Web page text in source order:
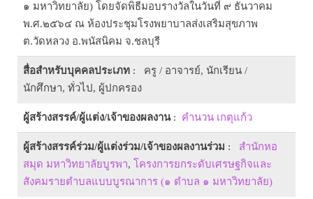
๑ มหาวิทยาลัย) โดยจัดพิธีมอบรางวัลในวันที่ ๙ ธันวาคม
พ.ศ.๒๕๖๔ ณ ห้องประชุมโรงพยาบาลส่งเสริมสุขภาพ
ต.วัดหลวง อ.พนัสนิคม จ.ชลบุรี
สื่อสำหรับบุคคลประเภท : ครู / อาจารย์, นักเรียน /
นักศึกษา, ทั่วไป, ผู้ปกครอง
ผู้สร้างสรรค์/ผู้แต่ง/เจ้าของผลงาน: คำนวน เกตุแก้ว
ผู้สร้างสรรค์ร่วม/ผู้แต่งร่วม/เจ้าของผลงานร่วม : สำนักหอ
สมุด มหาวิทยาลัยบูรพา, โครงการยกระดับเศรษฐกิจและ
สังคมรายตำบลแบบบูรณาการ (๑ ตำบล ๑ มหาวิทยาลัย)